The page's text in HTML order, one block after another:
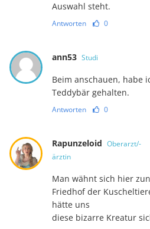
Auswahl steht.
Antworten 0
ann53 Studi
Beim anschauen, habe
Teddybär gehalten.
Antworten 0
Rapunzeloid Oberarzt/-
ärztin
Man wähnt sich hier
Friedhof der
hätte uns
diese bizarre Kreatur